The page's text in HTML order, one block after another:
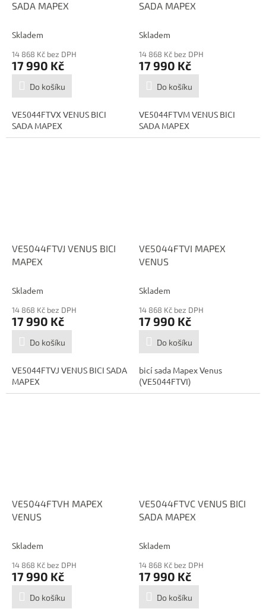
SADA MAPEX
Skladem
14 868 Kč bez DPH
17 990 Kč
Do košíku
VE5044FTVX VENUS BICI
SADA MAPEX
SADA MAPEX
Skladem
14 868 Kč bez DPH
17 990 Kč
Do košíku
VE5044FTVM VENUS BICI
SADA MAPEX
VE5044FTVJ VENUS BICI
MAPEX
Skladem
14 868 Kč bez DPH
17 990 Kč
Do košíku
VE5044FTVJ VENUS BICI SADA
MAPEX
VE5044FTVI MAPEX
VENUS
Skladem
14 868 Kč bez DPH
17 990 Kč
Do košíku
bicí sada Mapex Venus
(VE5044FTVI)
VE5044FTVH MAPEX
VENUS
Skladem
14 868 Kč bez DPH
17 990 Kč
Do košíku
VE5044FTVC VENUS BICI
SADA MAPEX
Skladem
14 868 Kč bez DPH
17 990 Kč
Do košíku